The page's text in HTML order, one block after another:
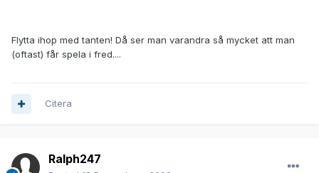
Flytta ihop med tanten! Då ser man varandra så mycket att man
(oftast) får spela i fred....
Citera
Ralph247